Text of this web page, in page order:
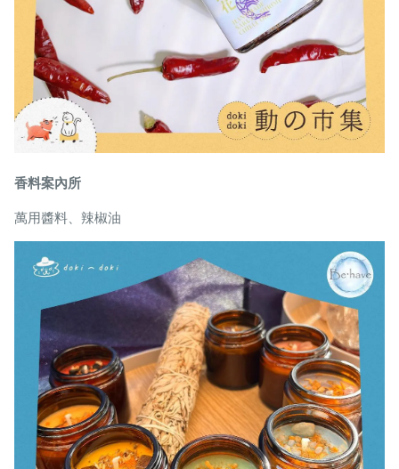
香料案內所
萬用醬料、辣椒油